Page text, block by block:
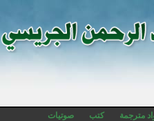
مترجمة كتب صوتيات